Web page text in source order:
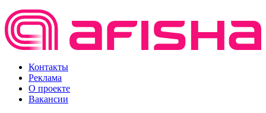
Контакты
Реклама
О проекте
Вакансии